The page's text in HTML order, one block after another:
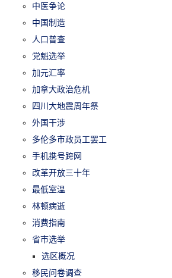
中医争论
中国制造
人口普查
党魁选举
加元汇率
加拿大政治危机
四川大地震周年祭
外国干涉
多伦多市政员工罢工
手机携号跨网
改革开放三十年
最低室温
林顿病逝
消费指南
省市选举
选区概况
移民问卷调查